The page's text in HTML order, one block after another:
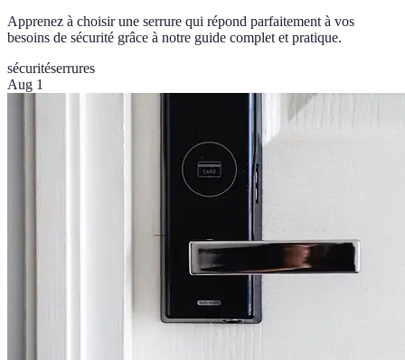
Apprenez à choisir une serrure qui répond parfaitement à vos
besoins de sécurité grâce à notre guide complet et pratique.
sécuritéserrures
Aug 1